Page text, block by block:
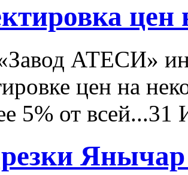
цен
АТЕСИ»
цен на
5% от всей...31
Янычар